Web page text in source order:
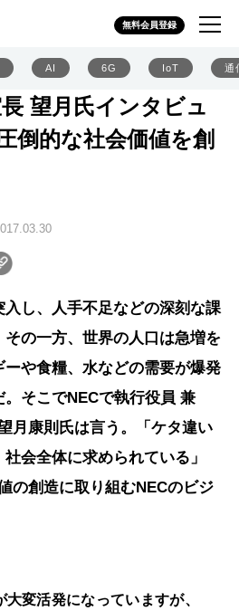
無料会員登録
AI 6G IoT 通
望月氏インタビュ
倒的な社会価値を創
し、人手不足などの深刻な課
の一方、世界の人口は急増を
や食糧、水などの需要が爆発
そこでNECで執行役員 兼
月康則氏は言う。「ケタ違い
会全体に求められている」
の創造に取り組むNECのビジ
変活発になっていますが、